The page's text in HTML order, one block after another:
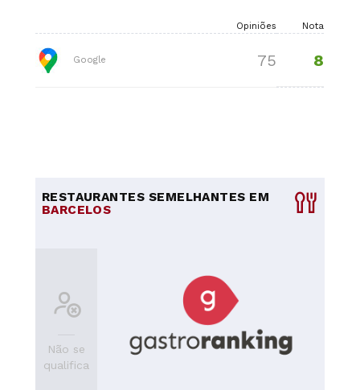
Opiniões Nota
Google 75 8
RESTAURANTES SEMELHANTES EM
BARCELOS
Não se
qualifica